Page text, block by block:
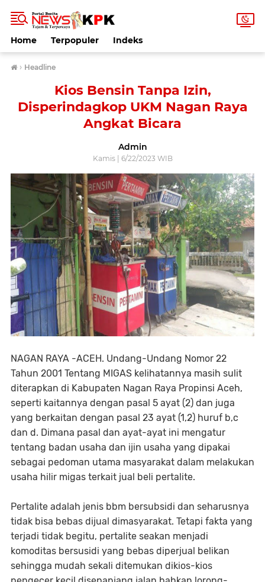
Home Terpopuler Indeks
› Headline
Kios Bensin Tanpa Izin,
Disperindagkop UKM Nagan Raya
Angkat Bicara
Admin
Kamis | 6/22/2023 WIB
NAGAN RAYA -ACEH. Undang-Undang Nomor 22
Tahun 2001 Tentang MIGAS kelihatannya masih sulit
diterapkan di Kabupaten Nagan Raya Propinsi Aceh,
seperti kaitannya dengan pasal 5 ayat (2) dan juga
yang berkaitan dengan pasal 23 ayat (1,2) huruf b,c
dan d. Dimana pasal dan ayat-ayat ini mengatur
tentang badan usaha dan ijin usaha yang dipakai
sebagai pedoman utama masyarakat dalam melakukan
usaha hilir migas terkait jual beli pertalite.
Pertalite adalah jenis bbm bersubsidi dan seharusnya
tidak bisa bebas dijual dimasyarakat. Tetapi fakta yang
terjadi tidak begitu, pertalite seakan menjadi
komoditas bersusidi yang bebas diperjual belikan
sehingga mudah sekali ditemukan dikios-kios